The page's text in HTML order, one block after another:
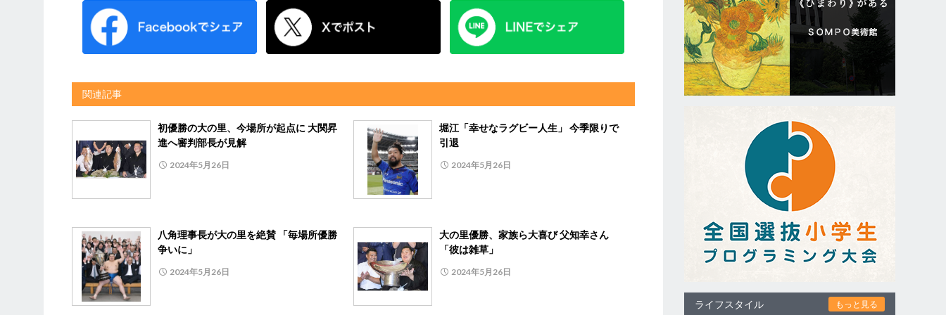
関連記事
初優勝の大の里、今場所が起点に 大関昇
進へ審判部長が見解
2024年5月26日
堀江「幸せなラグビー人生」 今季限りで
引退
2024年5月26日
八角理事長が大の里を絶賛 「毎場所優勝
争いに」
2024年5月26日
大の里優勝、家族ら大喜び 父知幸さん
「彼は雑草」
2024年5月26日
ライフスタイル もっと見る